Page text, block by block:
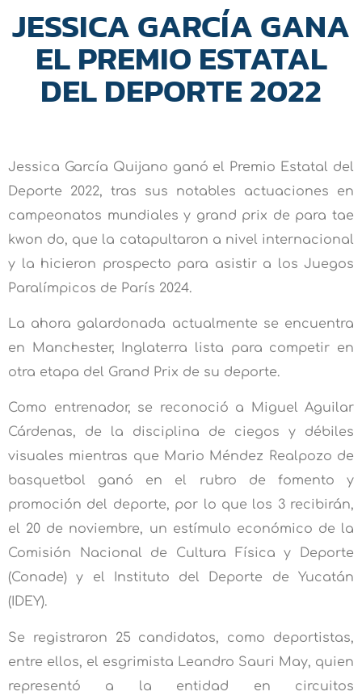
JESSICA GARCÍA GANA
EL PREMIO ESTATAL
DEL DEPORTE 2022
Jessica García Quijano ganó el Premio Estatal del
Deporte 2022, tras sus notables actuaciones en
campeonatos mundiales y grand prix de para tae
kwon do, que la catapultaron a nivel internacional
y la hicieron prospecto para asistir a los Juegos
Paralímpicos de París 2024.
La ahora galardonada actualmente se encuentra
en Manchester, Inglaterra lista para competir en
otra etapa del Grand Prix de su deporte.
Como entrenador, se reconoció a Miguel Aguilar
Cárdenas, de la disciplina de ciegos y débiles
visuales mientras que Mario Méndez Realpozo de
basquetbol ganó en el rubro de fomento y
promoción del deporte, por lo que los 3 recibirán,
el 20 de noviembre, un estímulo económico de la
Comisión Nacional de Cultura Física y Deporte
(Conade) y el Instituto del Deporte de Yucatán
(IDEY).
Se registraron 25 candidatos, como deportistas,
entre ellos, el esgrimista Leandro Sauri May, quien
representó a la entidad en circuitos